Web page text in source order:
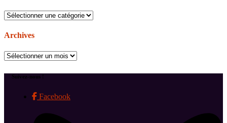
Catégories
Archives
Archives
Suivez-nous !
Facebook